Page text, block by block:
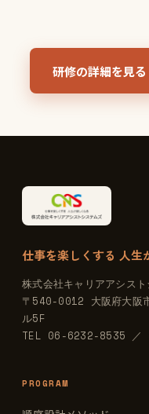
研修の詳細を見る
仕事を楽しくする 人生
株式会社キャリアアシス
〒540-0012 大阪府大阪
ル5F
TEL 06-6232-8535
PROGRAM